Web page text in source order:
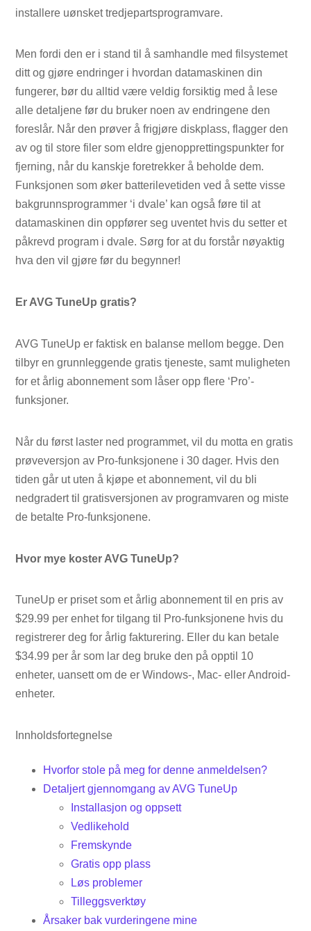
installere uønsket tredjepartsprogramvare.
Men fordi den er i stand til å samhandle med filsystemet
ditt og gjøre endringer i hvordan datamaskinen din
fungerer, bør du alltid være veldig forsiktig med å lese
alle detaljene før du bruker noen av endringene den
foreslår. Når den prøver å frigjøre diskplass, flagger den
av og til store filer som eldre gjenopprettingspunkter for
fjerning, når du kanskje foretrekker å beholde dem.
Funksjonen som øker batterilevetiden ved å sette visse
bakgrunnsprogrammer ‘i dvale’ kan også føre til at
datamaskinen din oppfører seg uventet hvis du setter et
påkrevd program i dvale. Sørg for at du forstår nøyaktig
hva den vil gjøre før du begynner!
Er AVG TuneUp gratis?
AVG TuneUp er faktisk en balanse mellom begge. Den
tilbyr en grunnleggende gratis tjeneste, samt muligheten
for et årlig abonnement som låser opp flere ‘Pro’-
funksjoner.
Når du først laster ned programmet, vil du motta en gratis
prøveversjon av Pro-funksjonene i 30 dager. Hvis den
tiden går ut uten å kjøpe et abonnement, vil du bli
nedgradert til gratisversjonen av programvaren og miste
de betalte Pro-funksjonene.
Hvor mye koster AVG TuneUp?
TuneUp er priset som et årlig abonnement til en pris av
$29.99 per enhet for tilgang til Pro-funksjonene hvis du
registrerer deg for årlig fakturering. Eller du kan betale
$34.99 per år som lar deg bruke den på opptil 10
enheter, uansett om de er Windows-, Mac- eller Android-
enheter.
Innholdsfortegnelse
Hvorfor stole på meg for denne anmeldelsen?
Detaljert gjennomgang av AVG TuneUp
Installasjon og oppsett
Vedlikehold
Fremskynde
Gratis opp plass
Løs problemer
Tilleggsverktøy
Årsaker bak vurderingene mine